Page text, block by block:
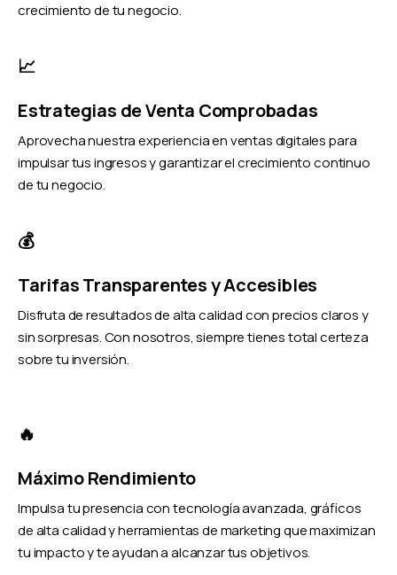
crecimiento de tu negocio.
📈
Estrategias de Venta Comprobadas
Aprovecha nuestra experiencia en ventas digitales para
impulsar tus ingresos y garantizar el crecimiento continuo
de tu negocio.
💰
Tarifas Transparentes y Accesibles
Disfruta de resultados de alta calidad con precios claros y
sin sorpresas. Con nosotros, siempre tienes total certeza
sobre tu inversión.
🔥
Máximo Rendimiento
Impulsa tu presencia con tecnología avanzada, gráficos
de alta calidad y herramientas de marketing que maximizan
tu impacto y te ayudan a alcanzar tus objetivos.